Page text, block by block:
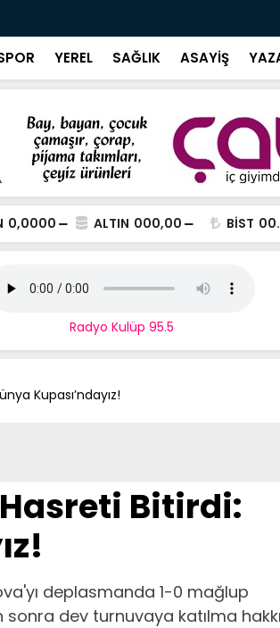
YEREL SAĞLIK ASAYİŞ
0,0000 ALTIN 000,00 BİST
Radyo Kulüp 95.5
Kupası’ndayız!
Hasreti Bitirdi:
deplasmanda 1-0 mağlup
sonra dev turnuvaya katılma hakkı